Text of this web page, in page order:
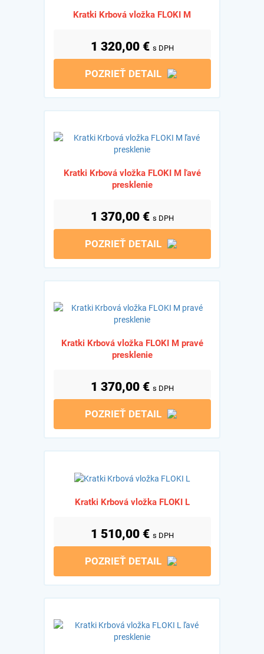
Kratki Krbová vložka FLOKI M
1 320,00 € s DPH
POZRIEŤ DETAIL
Kratki Krbová vložka FLOKI M ľavé
presklenie
1 370,00 € s DPH
POZRIEŤ DETAIL
Kratki Krbová vložka FLOKI M pravé
presklenie
1 370,00 € s DPH
POZRIEŤ DETAIL
Kratki Krbová vložka FLOKI L
1 510,00 € s DPH
POZRIEŤ DETAIL